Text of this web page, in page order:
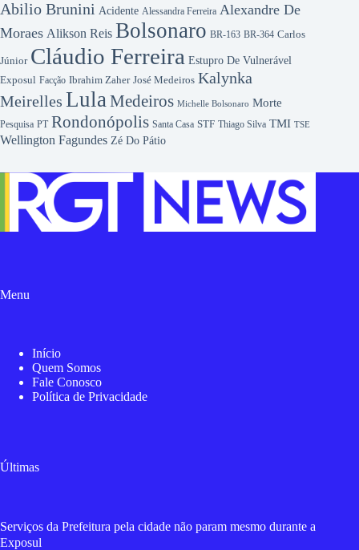
Abilio Brunini Acidente Alessandra Ferreira Alexandre De
Moraes Alikson Reis Bolsonaro BR-163 BR-364 Carlos
Júnior Cláudio Ferreira Estupro De Vulnerável
Exposul Facção Ibrahim Zaher José Medeiros Kalynka
Meirelles LulaMedeiros Michelle Bolsonaro Morte
Pesquisa PT Rondonópolis Santa Casa STF Thiago Silva TMI TSE
Wellington Fagundes Zé Do Pátio
Menu
Início
Quem Somos
Fale Conosco
Política de Privacidade
Últimas
Serviços da Prefeitura pela cidade não param mesmo durante a
Exposul